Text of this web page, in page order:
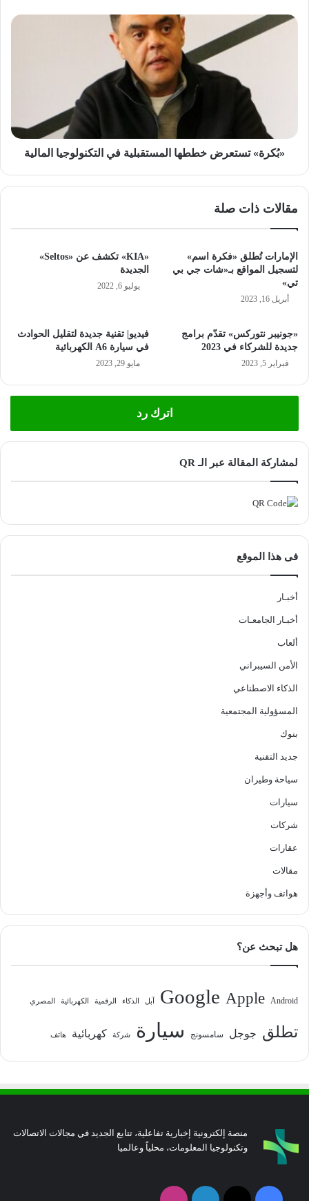
«بُكرة»
تستعرض
«بُكرة» تستعرض خططها المستقبلية في التكنولوجيا المالية
مقالات ذات صلة
الإمارات تُطلق «فكرة اسم»
لتسجيل المواقع بـ«شات جي بي
تي»
أبريل 16, 2023
«KIA» تكشف عن «Seltos»
الجديدة
يوليو 6, 2022
«جونيبر نتوركس» تقدّم برامج
جديدة للشركاء في 2023
فبراير 5, 2023
فيديو| تقنية جديدة لتقليل الحوادث
في سيارة A6 الكهربائية
مايو 29, 2023
اترك رد
لمشاركة المقالة عبر الـ QR
فى هذا الموقع
أخبـار
أخبـار الجامعـات
ألعاب
الأمن السيبراني
الذكاء الاصطناعي
المسؤولية المجتمعية
بنوك
جديد التقنية
سياحة وطيران
سيارات
شركات
عقارات
مقالات
هواتف وأجهزة
هل تبحث عن؟
Android
Apple
Google آبل الذكاء الرقمية الكهربائية المصري
تطلق جوجل سامسونج سيارة شركة كهربائية هاتف
منصة إلكترونية إخبارية تفاعلية، تتابع الجديد في مجالات الاتصالات
وتكنولوجيا المعلومات، محلياً وعالميا